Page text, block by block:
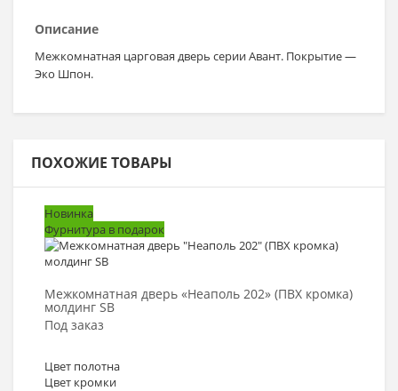
Описание
Межкомнатная царговая дверь серии Авант. Покрытие —
Эко Шпон.
ПОХОЖИЕ ТОВАРЫ
Новинка
Фурнитура в подарок
Межкомнатная дверь «Неаполь 202» (ПВХ кромка)
молдинг SB
Под заказ
Цвет полотна
Цвет кромки
Выбрать >